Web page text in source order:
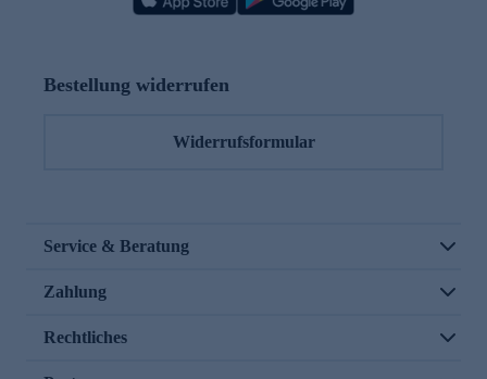
Bestellung widerrufen
Widerrufsformular
Service & Beratung
Zahlung
Rechtliches